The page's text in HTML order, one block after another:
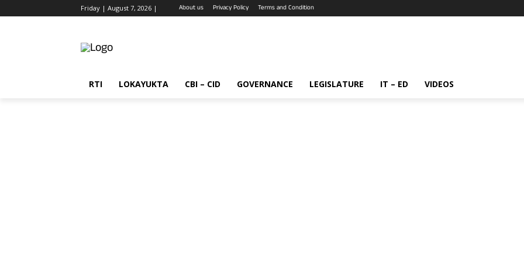
Friday | August 7, 2026 | About us Privacy Policy Terms and Condition
RTI LOKAYUKTA CBI – CID GOVERNANCE LEGISLATURE IT – ED VIDEOS